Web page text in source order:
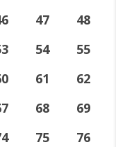
47
48
54
55
61
62
68
69
75
76